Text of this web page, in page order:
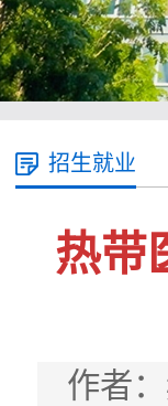
招生就业
热带
作者